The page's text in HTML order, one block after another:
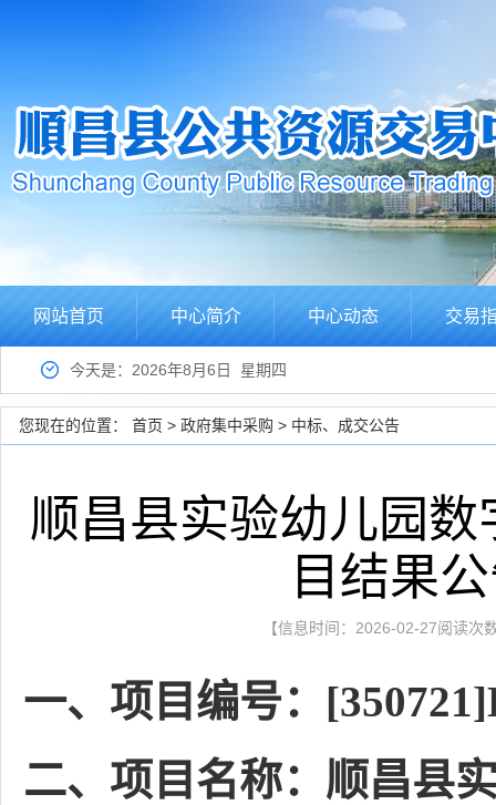
网站首页 中心简介 中心动态 交易
今天是：2026年8月6日 星期四
您现在的位置： 首页 > 政府集中采购 > 中标、成交公告
顺昌县实验幼儿园
目结果
【信息时间：2026-02-27阅读次
一、项目编号：
二、项目名称：顺昌县